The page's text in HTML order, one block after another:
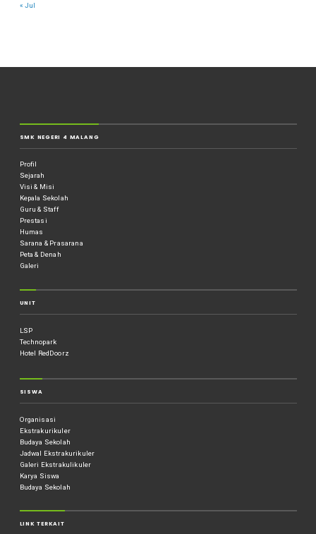
« Jul
SMK NEGERI 4 MALANG
Profil
Sejarah
Visi & Misi
Kepala Sekolah
Guru & Staff
Prestasi
Humas
Sarana & Prasarana
Peta & Denah
Galeri
UNIT
LSP
Technopark
Hotel RedDoorz
SISWA
Organisasi
Ekstrakurikuler
Budaya Sekolah
Jadwal Ekstrakurikuler
Galeri Ekstrakulikuler
Karya Siswa
Budaya Sekolah
LINK TERKAIT